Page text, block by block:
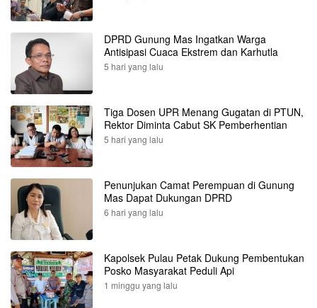
DPRD Gunung Mas Ingatkan Warga
Antisipasi Cuaca Ekstrem dan Karhutla
5 hari yang lalu
Tiga Dosen UPR Menang Gugatan di PTUN,
Rektor Diminta Cabut SK Pemberhentian
5 hari yang lalu
Penunjukan Camat Perempuan di Gunung
Mas Dapat Dukungan DPRD
6 hari yang lalu
Kapolsek Pulau Petak Dukung Pembentukan
Posko Masyarakat Peduli Api
1 minggu yang lalu